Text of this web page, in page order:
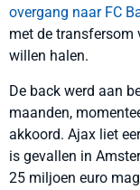
overgang naar FC
met de transfersom
willen halen.
De back werd aan
maanden,
akkoord. Ajax liet
is gevallen in
25 miljoen euro